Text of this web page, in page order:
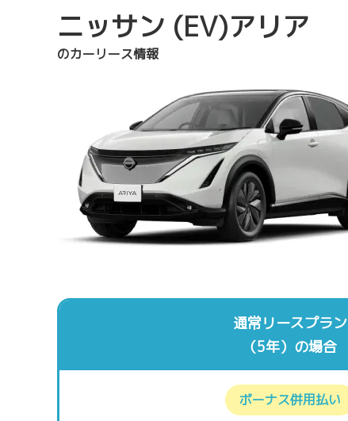
ニッサン (EV)アリア
のカーリース情報
通常リースプラン
（5年）の場合
ボーナス併用払い